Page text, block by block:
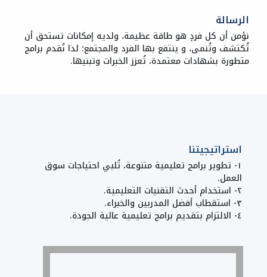
الرسالة
نؤمن أن كل فردٍ هو طاقة عظيمة، ولديه إمكانات تستحق أن
تُكتشف وتُنمى، و ينتفع بها الفرد والمجتمع؛ لذا نُقدم برامج
متطورة بشهادات معتمدة، تُعزز الخبرات وتبنيها.
استراتيجيتنا
١- تطوير برامج تعليمية متنوعة، تُلبي احتياجات سوق
العمل.
٢- استخدام أحدث التقنيات التعليمية.
٣- استقطاب أفضل المدربين والخبراء.
٤- الالتزام بتقديم برامج تعليمية عالية الجودة.